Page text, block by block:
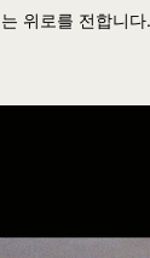
위로를 전합니다.